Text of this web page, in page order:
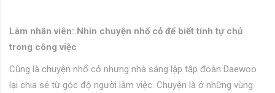
Làm nhân viên: Nhìn chuyện nhổ cỏ để biết tính tự chủ
trong công việc
Cũng là chuyện nhổ cỏ nhưng nhà sáng lập tập đoàn Daewoo
lại chia sẻ từ góc độ người làm việc. Chuyện là ở những vùng